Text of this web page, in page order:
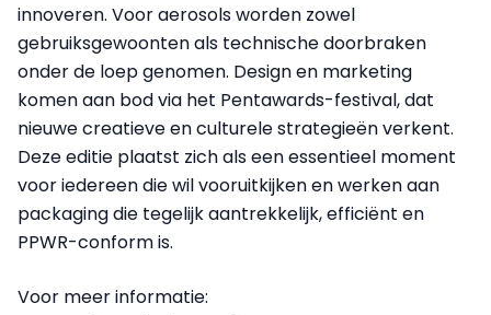
innoveren. Voor aerosols worden zowel
gebruiksgewoonten als technische doorbraken
onder de loep genomen. Design en marketing
komen aan bod via het Pentawards-festival, dat
nieuwe creatieve en culturele strategieën verkent.
Deze editie plaatst zich als een essentieel moment
voor iedereen die wil vooruitkijken en werken aan
packaging die tegelijk aantrekkelijk, efficiënt en
PPWR-conform is.
Voor meer informatie: